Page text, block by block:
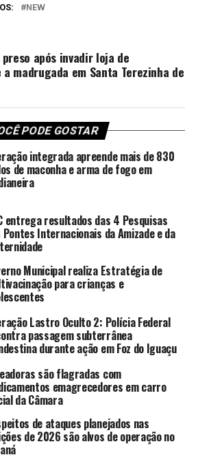
NEW
após invadir loja de
madrugada em Santa Terezinha de
PODE GOSTAR
integrada apreende mais de 830
de maconha e arma de fogo em
entrega resultados das 4 Pesquisas
Pontes Internacionais da Amizade e da
Municipal realiza Estratégia de
para crianças e
Lastro Oculto 2: Polícia Federal
passagem subterrânea
durante ação em Foz do Iguaçu
são flagradas com
emagrecedores em carro
da Câmara
de ataques planejados nas
de 2026 são alvos de operação no